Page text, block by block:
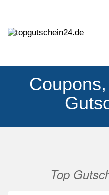
Top